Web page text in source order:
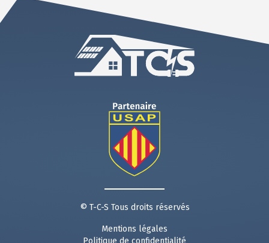
© T-C-S Tous droits réservés
Mentions légales